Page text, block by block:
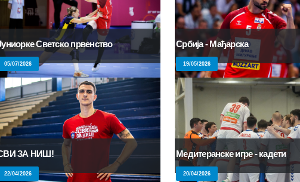
Светско првенство
05/07/2026
Србија - Мађарска
19/05/2026
ЗА НИШ!
22/04/2026
Медитеранске игре - кадети
20/04/2026